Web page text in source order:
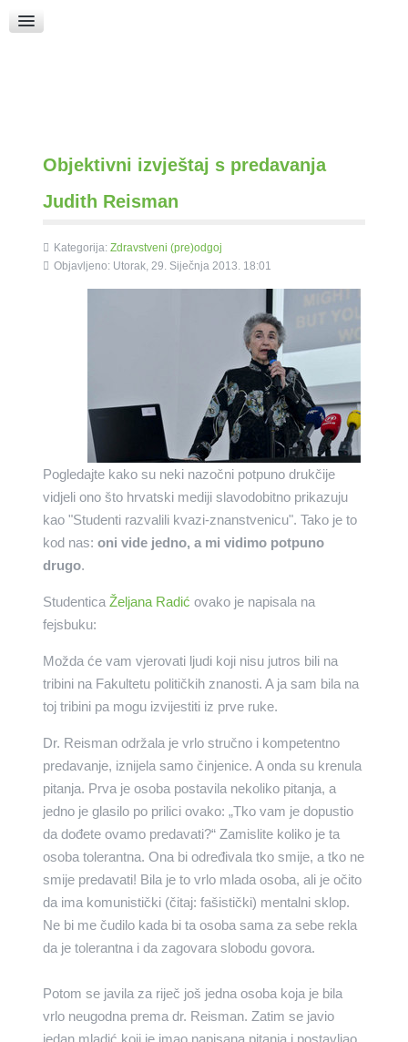
Objektivni izvještaj s predavanja
Judith Reisman
Kategorija: Zdravstveni (pre)odgoj
Objavljeno: Utorak, 29. Siječnja 2013. 18:01
Pogledajte kako su neki nazočni potpuno drukčije
vidjeli ono što hrvatski mediji slavodobitno prikazuju
kao "Studenti razvalili kvazi-znanstvenicu". Tako je to
kod nas: oni vide jedno, a mi vidimo potpuno
drugo.
Studentica Željana Radić ovako je napisala na
fejsbuku:
Možda će vam vjerovati ljudi koji nisu jutros bili na
tribini na Fakultetu političkih znanosti. A ja sam bila na
toj tribini pa mogu izvijestiti iz prve ruke.
Dr. Reisman održala je vrlo stručno i kompetentno
predavanje, iznijela samo činjenice. A onda su krenula
pitanja. Prva je osoba postavila nekoliko pitanja, a
jedno je glasilo po prilici ovako: „Tko vam je dopustio
da dođete ovamo predavati?“ Zamislite koliko je ta
osoba tolerantna. Ona bi određivala tko smije, a tko ne
smije predavati! Bila je to vrlo mlada osoba, ali je očito
da ima komunistički (čitaj: fašistički) mentalni sklop.
Ne bi me čudilo kada bi ta osoba sama za sebe rekla
da je tolerantna i da zagovara slobodu govora.
Potom se javila za riječ još jedna osoba koja je bila
vrlo neugodna prema dr. Reisman. Zatim se javio
jedan mladić koji je imao napisana pitanja i postavljao